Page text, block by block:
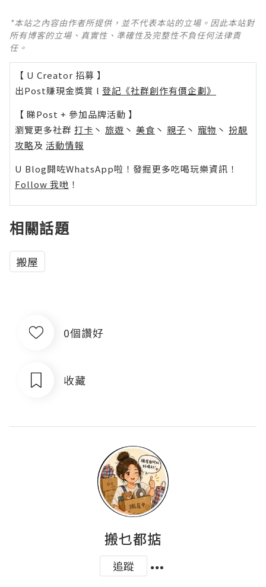
*本站之內容由作者所提供，並不代表本站的立場。因此本站對
所有博客的立場、真實性、準確性及完整性不負任何法律責
任。
【 U Creator 招募 】
出Post賺現金獎賞 l 登記《社群創作有價企劃》
【 睇Post + 參加品牌活動 】
瀏覽更多社群 打卡 丶 旅遊 丶 美食 丶 親子 丶 寵物 丶 扮靚
攻略及 活動情報
U Blog開咗WhatsApp啦！發掘更多吃喝玩樂資訊！
Follow 我哋 ！
相關話題
搬屋
0個讚好
收藏
搬乜都掂
追蹤